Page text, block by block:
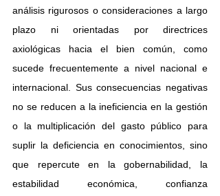
análisis rigurosos o consideraciones a largo
plazo ni orientadas por directrices
axiológicas hacia el bien común, como
sucede frecuentemente a nivel nacional e
internacional. Sus consecuencias negativas
no se reducen a la ineficiencia en la gestión
o la multiplicación del gasto público para
suplir la deficiencia en conocimientos, sino
que repercute en la gobernabilidad, la
estabilidad económica, confianza